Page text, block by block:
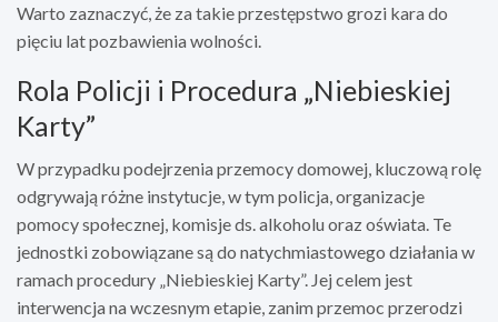
Warto zaznaczyć, że za takie przestępstwo grozi kara do
pięciu lat pozbawienia wolności.
Rola Policji i Procedura „Niebieskiej
Karty”
W przypadku podejrzenia przemocy domowej, kluczową rolę
odgrywają różne instytucje, w tym policja, organizacje
pomocy społecznej, komisje ds. alkoholu oraz oświata. Te
jednostki zobowiązane są do natychmiastowego działania w
ramach procedury „Niebieskiej Karty”. Jej celem jest
interwencja na wczesnym etapie, zanim przemoc przerodzi